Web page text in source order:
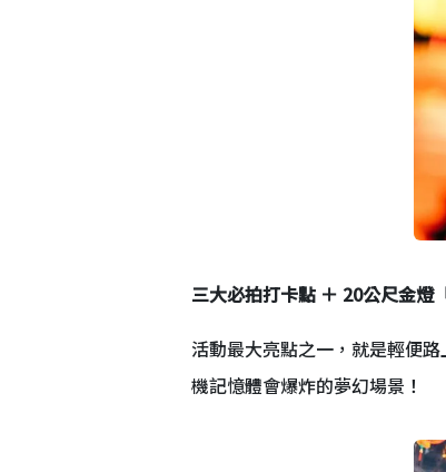
三大必拍打卡點 ＋ 20公尺金燈
活動最大亮點之一，就是輕便路
機記憶體會爆炸的夢幻場景！